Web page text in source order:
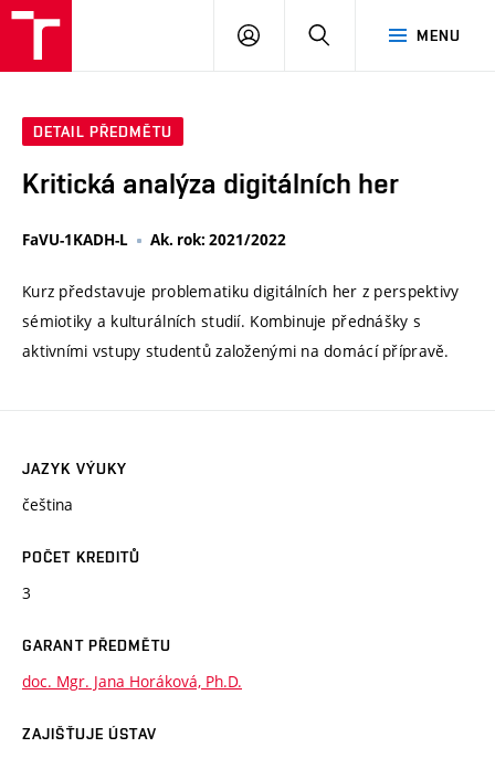
MENU
PŘIHLÁSIT
DETAIL PŘEDMĚTU
Kritická analýza digitálních her
FaVU-1KADH-L Ak. rok: 2021/2022
Kurz představuje problematiku digitálních her z perspektivy
sémiotiky a kulturálních studií. Kombinuje přednášky s
aktivními vstupy studentů založenými na domácí přípravě.
JAZYK VÝUKY
čeština
POČET KREDITŮ
3
GARANT PŘEDMĚTU
doc. Mgr. Jana Horáková, Ph.D.
ZAJIŠŤUJE ÚSTAV